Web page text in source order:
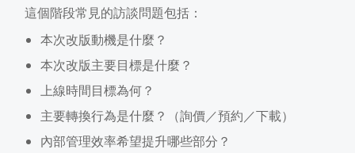
這個階段常見的訪談問題包括：
本次改版動機是什麼？
本次改版主要目標是什麼？
上線時間目標為何？
主要轉換行為是什麼？（詢價／預約／下載）
內部管理效率希望提升哪些部分？